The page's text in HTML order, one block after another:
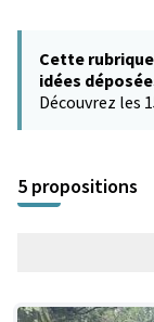
Cette
idées
Découvrez les
5 propositions